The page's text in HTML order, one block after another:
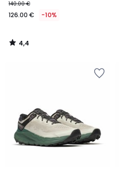
140.00 €
126.00 € -10%
4,4
/